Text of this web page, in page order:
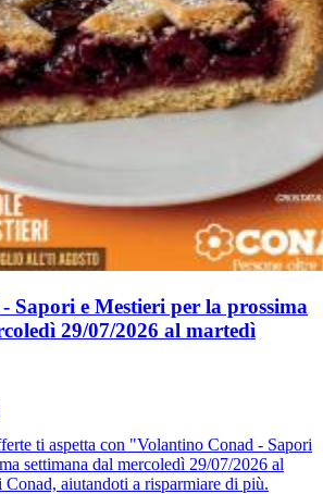
Sapori e Mestieri per la prossima
29/07/2026 al martedì
ti aspetta con "Volantino Conad - Sapori
settimana dal mercoledì 29/07/2026 al
aiutandoti a risparmiare di più.